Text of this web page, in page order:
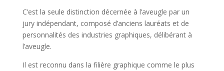
C’est la seule distinction décernée à l’aveugle par un
jury indépendant, composé d’anciens lauréats et de
personnalités des industries graphiques, délibérant à
l’aveugle.
Il est reconnu dans la filière graphique comme le plus